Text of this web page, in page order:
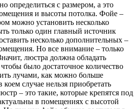
определиться с размером, а это
и высоты потолка. Фойе –
можно установить несколько
только один главный источник
несколько дополнительных –
Но все внимание – только
люстра должна обладать
было достаточное количество
лучами, как можно больше
случае нельзя приобретать
– это такие, которые крепятся под
в помещениях с высотой